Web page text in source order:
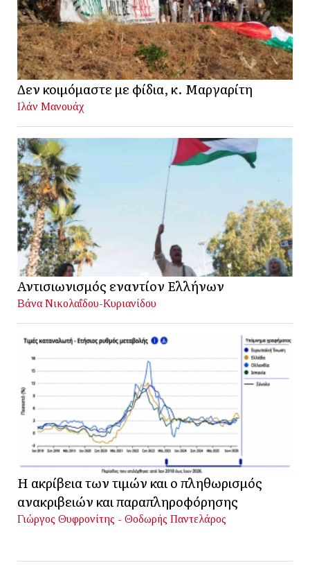
Δεν κοιμόμαστε με φίδια, κ. Μαργαρίτη
Ιλάν Μανουάχ
Αντισιωνισμός εναντίον Ελλήνων
Βάνα Νικολαΐδου-Κυριανίδου
Η ακρίβεια των τιμών και ο πληθωρισμός
ανακριβειών και παραπληροφόρησης
Γιώργος Θυφρονίτης - Θοδωρής Παντελάρος